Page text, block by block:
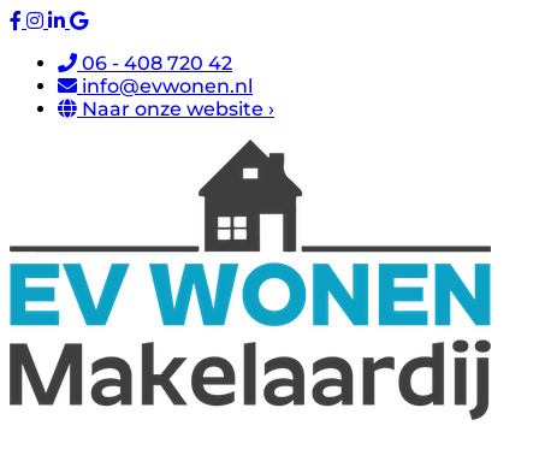
06 - 408 720 42
info@evwonen.nl
Naar onze website ›